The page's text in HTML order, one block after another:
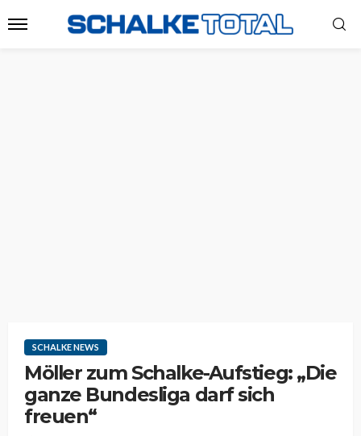
SCHALKE NEWS
Möller zum Schalke-Aufstieg: „Die
ganze Bundesliga darf sich
freuen“